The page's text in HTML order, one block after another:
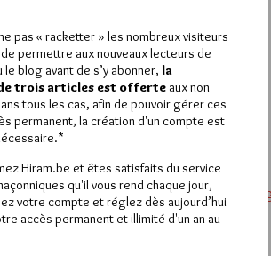
/ RÉPONDRE
est un indice pour les identifier…?
/
certaine ressemblance :
files/2009/05/
avec le « gentil » Robert Englud, qui incarna
pas « racketter » les nombreux visiteurs
permettre aux nouveaux lecteurs de
le blog avant de s’y abonner, la
trois articles est offerte aux non
tous les cas, afin de pouvoir gérer ces
permanent, la création d'un compte est
Hiram.be et êtes satisfaits du service
qu'il vous rend chaque jour,
votre compte et réglez dès aujourd’hui
accès permanent et illimité d'un an au